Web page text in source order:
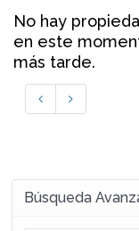
No hay
en este
más tarde.
Búsqueda